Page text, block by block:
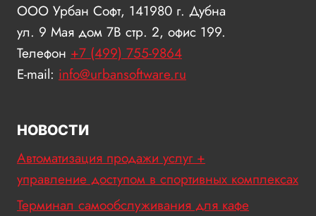
ООО Урбан Софт, 141980 г. Дубна
ул. 9 Мая дом 7В стр. 2, офис 199.
Телефон +7 (499) 755-9864
E-mail: info@urbansoftware.ru
НОВОСТИ
Автоматизация продажи услуг +
управление доступом в спортивных комплексах
Терминал самообслуживания для кафе